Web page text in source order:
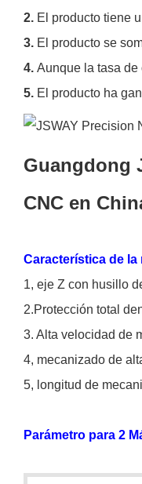
2. El producto tiene
3. El producto se
4. Aunque la tasa de
5. El producto ha
Guangdong
CNC en
Característica de la
1, eje Z con husillo
2.Protección total
3. Alta velocidad de
4, mecanizado de
5, longitud de
Parámetro para 2